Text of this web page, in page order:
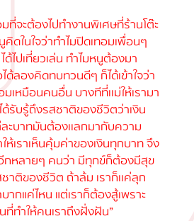
มที่จะต้องไปทำงานพิเศษที่ร้านโต๊ะ
ดในใจว่าทำไมปิดเทอมเพื่อนๆ
ไปเที่ยวเล่น ทำไมหนูต้องมา
ด้ลองคิดทบทวนดีๆ ก็ได้เข้าใจว่า
เหมือนคนอื่น บางทีที่เเม่ให้เรามา
ด้รับรู้ถึงรสชาติของชีวิตว่าเงิน
ละบาทมันต้องเเลกมากับความ
ห้เราเห็นคุ้มค่าของเงินทุกบาท จึง
หลายๆ คนว่า มีทุกข์ก็ต้องมีสุข
าติของชีวิต ถ้าล้ม เราก็เเค่ลุก
ากแค่ไหน แต่เราก็ต้องสู้เพราะ
ทำให้คนเราถึงฝั่งฝัน”